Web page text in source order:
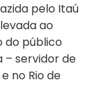
pelo Itaú
ao
do público
– servidor de
no Rio de